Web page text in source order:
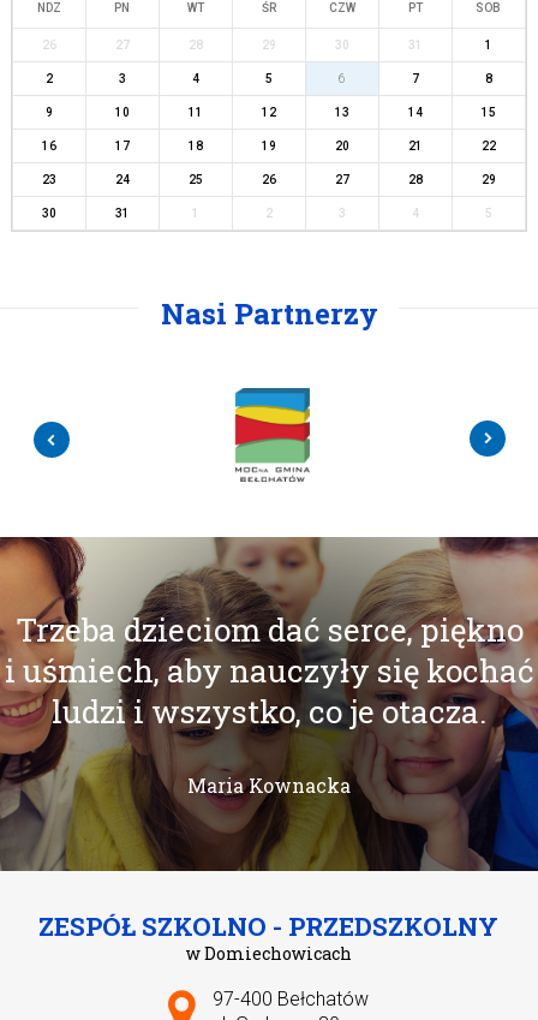
NDZ PN WT ŚR CZW PT SOB
26 27 28 29 30 31 1
2 3 4 5 6 7 8
9 10 11 12 13 14 15
16 17 18 19 20 21 22
23 24 25 26 27 28 29
30 31 2 3 4 5
Nasi Partnerzy
Trzeba dzieciom dać serce, piękno
i uśmiech, aby nauczyły się kochać
ludzi i wszystko, co je otacza.
Maria Kownacka
ZESPÓŁ SZKOLNO - PRZEDSZKOLNY
w Domiechowicach
Adres pocztowy:
97-400 Bełchatów